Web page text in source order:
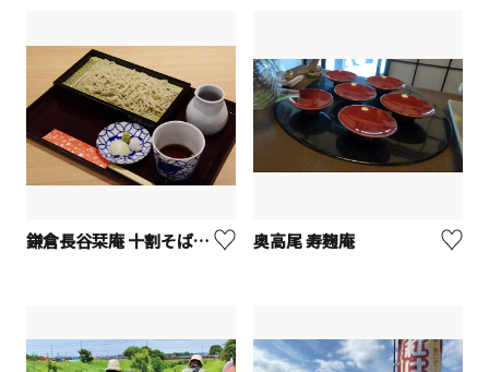
鎌倉長谷栞庵 十割そば打ち体験 奥高尾 寿麹庵